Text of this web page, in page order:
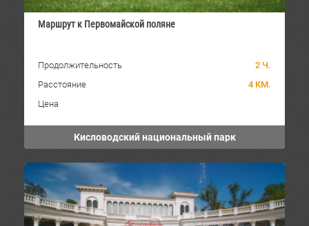
Маршрут к Первомайской поляне
Продолжительность
2 Ч.
Расстояние
4 КМ.
Цена
Кисловодский национальный парк